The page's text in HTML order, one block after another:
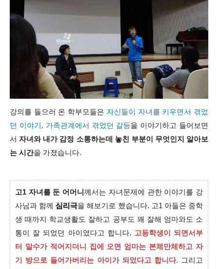
강의를 들으러 온 학부모들은 자신들이 자녀를 키우면서 겪었
던 이야기, 가족관계에서 겪었던 갈등을 이야기하고 들어보면
서자녀와 내가 감정 소통하는데 놓친 부분이 무엇인지 알아보
는 시간을 가졌습니다.
고1 자녀를 둔 어머니께서는 자녀문제에 관한 이야기를 강
사님과 함께심리극을 해보기로 했습니다. 고1 아들은 중학
생 때까지 학교생활도 잘하고 공부도 꽤 잘해 엄마와도 소
통이 잘 되었던 아이였다고 합니다. 고등학생이 되면서부
터 말수가 적어지더니 집에 오면 엄마는 본체만체하고 자
기 방으로 들어가버리는 아이가 되었다고 합니다. 그리고